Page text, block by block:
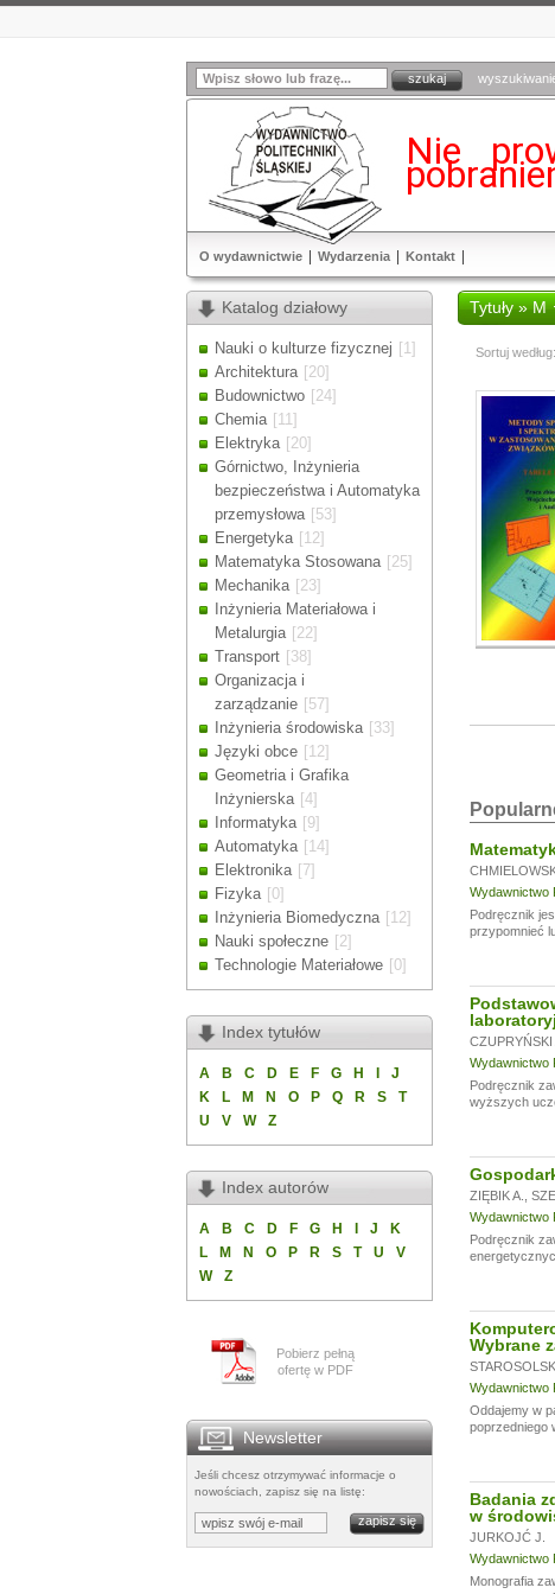
Nie
Drodzy Klienci!
Ze względu
zamówienia
Dziękujemy za
O wydawnictwie Wydarzenia Kontakt
Katalog działowy
Nauki o kulturze fizycznej [1]
Architektura [20]
Budownictwo [24]
Chemia [11]
Elektryka [20]
Górnictwo, Inżynieria
bezpieczeństwa i Automatyka
przemysłowa [53]
Energetyka [12]
Matematyka Stosowana [25]
Mechanika [23]
Inżynieria Materiałowa i
Metalurgia [22]
Transport [38]
Organizacja i
zarządzanie [57]
Inżynieria środowiska [33]
Języki obce [12]
Geometria i Grafika
Inżynierska [4]
Informatyka [9]
Automatyka [14]
Elektronika [7]
Fizyka [0]
Inżynieria Biomedyczna [12]
Nauki społeczne [2]
Technologie Materiałowe [0]
Index tytułów
A B C D E F G H
J
K
L M N O P Q R S
T
U
V W Z
Index autorów
A B C D F G H J
K
L
M N O P R S T U
V
W
Z
Pobierz pełną
ofertę w PDF
Newsletter
Jeśli chcesz otrzymywać informacje o
nowościach, zapisz się na listę:
Tytuły » M
Sortuj według:
Wydawnictwo
Podręcznik
przypomnieć
CZUPRYŃSKI
Wydawnictwo
Podręcznik
wyższych
ZIĘBIK A.
Wydawnictwo
Podręcznik
Wybrane
Wydawnictwo
Oddajemy w
poprzedniego
Badania
w
JURKOJĆ J.
Wydawnictwo
Monografia